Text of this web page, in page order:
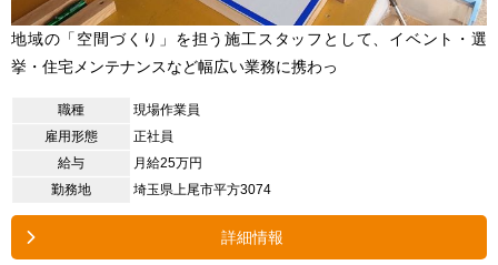
地域の「空間づくり」を担う施工スタッフとして、イベント・選
挙・住宅メンテナンスなど幅広い業務に携わっ
職種
現場作業員
雇用形態
正社員
給与
月給25万円
勤務地
埼玉県上尾市平方3074
詳細情報